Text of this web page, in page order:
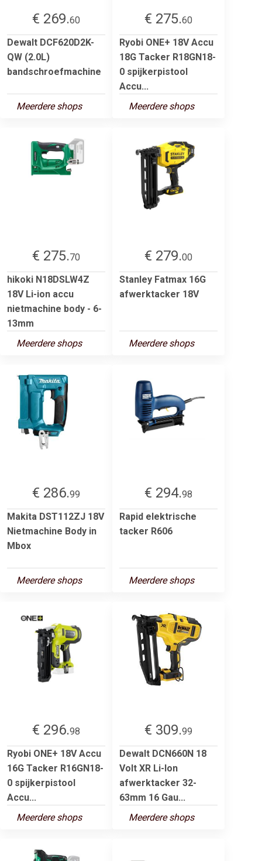
€ 269.60
Dewalt DCF620D2K-
QW (2.0L)
bandschroefmachine
Meerdere shops
€ 275.60
Ryobi ONE+ 18V Accu
18G Tacker R18GN18-
0 spijkerpistool
Accu...
Meerdere shops
€ 275.70
hikoki N18DSLW4Z
18V Li-ion accu
nietmachine body - 6-
13mm
Meerdere shops
€ 279.00
Stanley Fatmax 16G
afwerktacker 18V
Meerdere shops
€ 286.99
Makita DST112ZJ 18V
Nietmachine Body in
Mbox
Meerdere shops
€ 294.98
Rapid elektrische
tacker R606
Meerdere shops
€ 296.98
Ryobi ONE+ 18V Accu
16G Tacker R16GN18-
0 spijkerpistool
Accu...
Meerdere shops
€ 309.99
Dewalt DCN660N 18
Volt XR Li-Ion
afwerktacker 32-
63mm 16 Gau...
Meerdere shops